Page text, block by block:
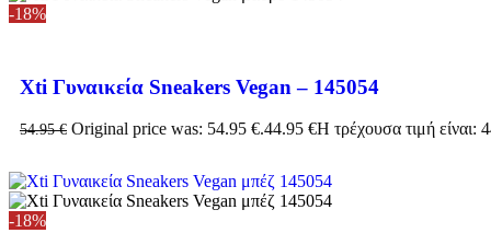
-18%
Xti Γυναικεία Sneakers Vegan – 145054
54.95€ Original price was: 54.95 €.44.95 €Η τρέχουσα τιμή είναι:
-18%